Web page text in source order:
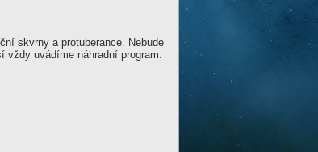
skvrny a protuberance. Nebude
uvádíme náhradní program.